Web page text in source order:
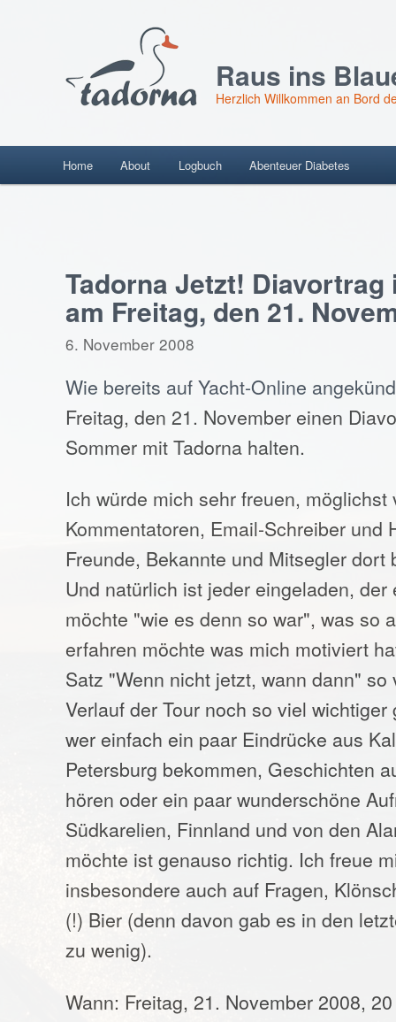
Raus ins
Herzlich Willkommen an Bord
Skip
Home About Logbuch Abenteuer Diabetes
Tadorna Jetzt!
am Freitag, den 21.
6. November 2008
Wie bereits auf Yacht-Online
Freitag, den 21. November einen
Sommer mit Tadorna halten.
Ich würde mich sehr freuen,
Kommentatoren, Email-Schreiber und
Freunde, Bekannte und Mitsegler
Und natürlich ist jeder eingeladen, der
möchte "wie es denn so war", was so
erfahren möchte was mich motiviert
Satz "Wenn nicht jetzt, wann dann"
Verlauf der Tour noch so viel
wer einfach ein paar Eindrücke aus
Petersburg bekommen, Geschichten
hören oder ein paar wunderschöne
Südkarelien, Finnland und von den
möchte ist genauso richtig. Ich freue
insbesondere auch auf Fragen,
(!) Bier (denn davon gab es in den
zu wenig).
Wann: Freitag, 21. November 2008,